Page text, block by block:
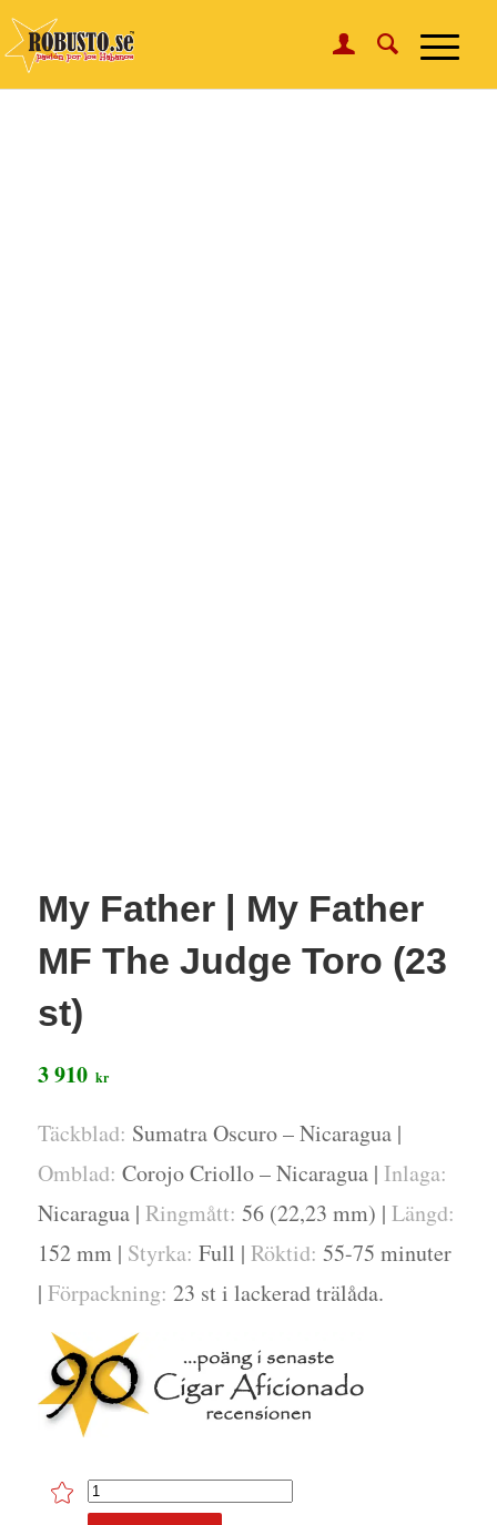
My Father | My Father
MF The Judge Toro (23
st)
3 910 kr
Täckblad: Sumatra Oscuro – Nicaragua |
Omblad: Corojo Criollo – Nicaragua | Inlaga:
Nicaragua | Ringmått: 56 (22,23 mm) | Längd:
152 mm | Styrka: Full | Röktid: 55-75 minuter
| Förpackning: 23 st i lackerad trälåda.